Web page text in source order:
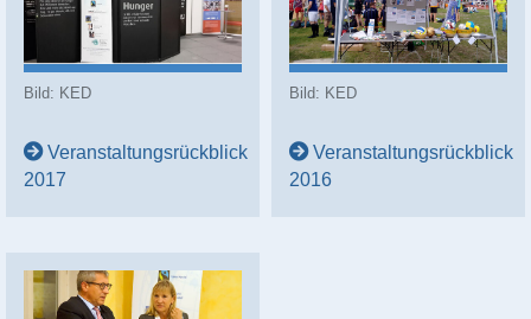
Bild: KED
Veranstaltungsrückblick
2017
Bild: KED
Veranstaltungsrückblick
2016